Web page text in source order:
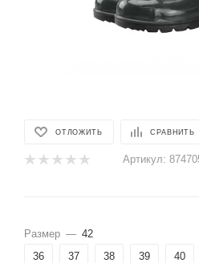
ОТЛОЖИТЬ СРАВНИТЬ
Артикул:
Размер — 42
36
37 38 39 40